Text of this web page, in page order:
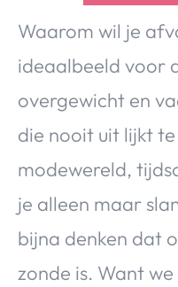
Over Valerie
Waarom wil je
ideaalbeeld voor
overgewicht en
die nooit uit lijkt
modewereld,
je alleen maar
bijna denken dat
zonde is. Want